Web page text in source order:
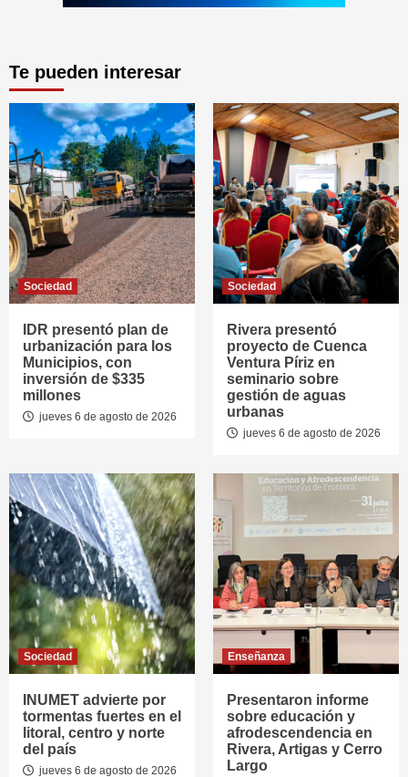
Te pueden interesar
Sociedad
IDR presentó plan de
urbanización para los
Municipios, con
inversión de $335
millones
jueves 6 de agosto de 2026
Sociedad
Rivera presentó
proyecto de Cuenca
Ventura Píriz en
seminario sobre
gestión de aguas
urbanas
jueves 6 de agosto de 2026
Sociedad
INUMET advierte por
tormentas fuertes en el
litoral, centro y norte
del país
jueves 6 de agosto de 2026
Enseñanza
Presentaron informe
sobre educación y
afrodescendencia en
Rivera, Artigas y Cerro
Largo